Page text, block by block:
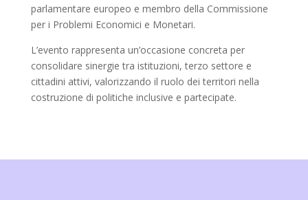
parlamentare europeo e membro della Commissione
per i Problemi Economici e Monetari.
L’evento rappresenta un’occasione concreta per
consolidare sinergie tra istituzioni, terzo settore e
cittadini attivi, valorizzando il ruolo dei territori nella
costruzione di politiche inclusive e partecipate.